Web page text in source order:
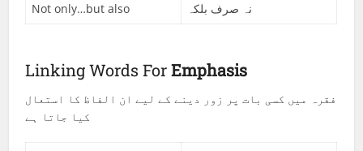
Not only…but also
نہ صرف بلکہ
Linking Words ForEmphasis
فقرہ میں کسی بات پر زور دینے کے لیے ان الفاظ کا استعال
کیا جاتا ہے